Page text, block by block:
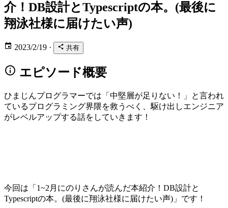
介！DB設計とTypescriptの本。(最後に
翔泳社様に届けたい声)
2023/2/19 · 共有
エピソード概要
ひまじんプログラマーでは「中堅層が足りない！」と言われ
ているプログラミング界隈を救うべく、駆け出しエンジニア
がレベルアップする話をしていきます！
今回は「1~2月にのりさんが読んだ本紹介！DB設計と
Typescriptの本。(最後に翔泳社様に届けたい声)」です！